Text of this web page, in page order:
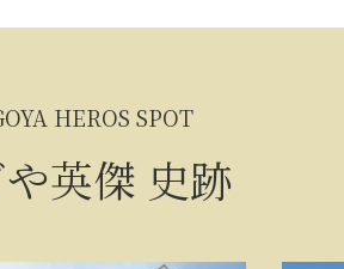
HEROS SPOT
英傑 史跡